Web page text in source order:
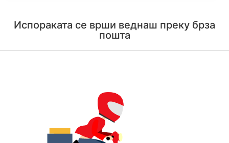
Испораката се врши веднаш преку брза
пошта